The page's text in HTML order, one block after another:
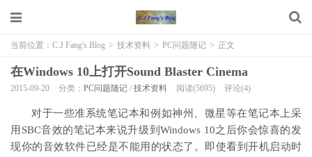
当前位置： C.J Fang's Blog > 技术资料 > PC问题随记 > 正文
在Windows 10上打开Sound Blaster Cinema
2015-09-20 分类： PC问题随记 / 技术资料 阅读(5695) 评论(4)
对于一些准系统笔记本和例如神州、微星等在笔记本上采
用SBC音效的笔记本来说升级到Windows 10之后你会惊喜的发
现你的音效软件已经是不能用的状态了。即使看到开机启动时